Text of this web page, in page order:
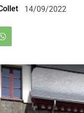
14/09/2022